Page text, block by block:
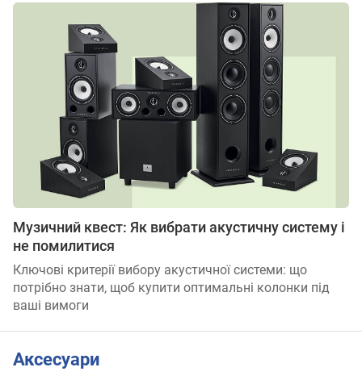
Музичний квест: Як вибрати акустичну систему і
не помилитися
Ключові критерії вибору акустичної системи: що
потрібно знати, щоб купити оптимальні колонки під
ваші вимоги
Аксесуари